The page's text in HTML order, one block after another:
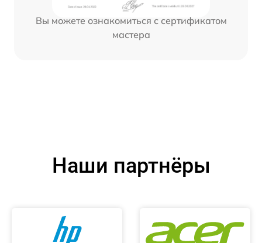
Вы можете ознакомиться с сертификатом
мастера
Наши партнёры